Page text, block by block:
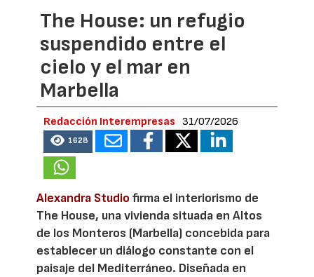
The House: un refugio
suspendido entre el
cielo y el mar en
Marbella
Redacción Interempresas 31/07/2026
1628
Alexandra Studio firma el interiorismo de
The House, una vivienda situada en Altos
de los Monteros (Marbella) concebida para
establecer un diálogo constante con el
paisaje del Mediterráneo. Diseñada en